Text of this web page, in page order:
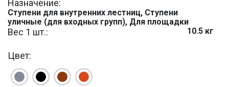
Назначение:
Ступени для внутренних лестниц, Ступени
уличные (для входных групп), Для площадки
Вес 1 шт.: 10.5 кг
Ширина:
Цвет: